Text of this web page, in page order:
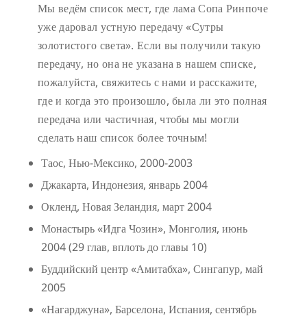
Мы ведём список мест, где лама Сопа Ринпоче
уже даровал устную передачу «Сутры
золотистого света». Если вы получили такую
передачу, но она не указана в нашем списке,
пожалуйста, свяжитесь с нами и расскажите,
где и когда это произошло, была ли это полная
передача или частичная, чтобы мы могли
сделать наш список более точным!
Таос, Нью-Мексико, 2000-2003
Джакарта, Индонезия, январь 2004
Окленд, Новая Зеландия, март 2004
Монастырь «Идга Чозин», Монголия, июнь
2004 (29 глав, вплоть до главы 10)
Буддийский центр «Амитабха», Сингапур, май
2005
«Нагарджуна», Барселона, Испания, сентябрь